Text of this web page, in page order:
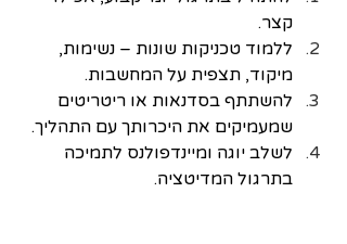
קצר.
ללמוד טכניקות שונות – נשימות,
מיקוד, תצפית על המחשבות.
להשתתף בסדנאות או ריטריטים
שמעמיקים את היכרותך עם התהליך.
לשלב יוגה ומיינדפולנס לתמיכה
בתרגול המדיטציה.